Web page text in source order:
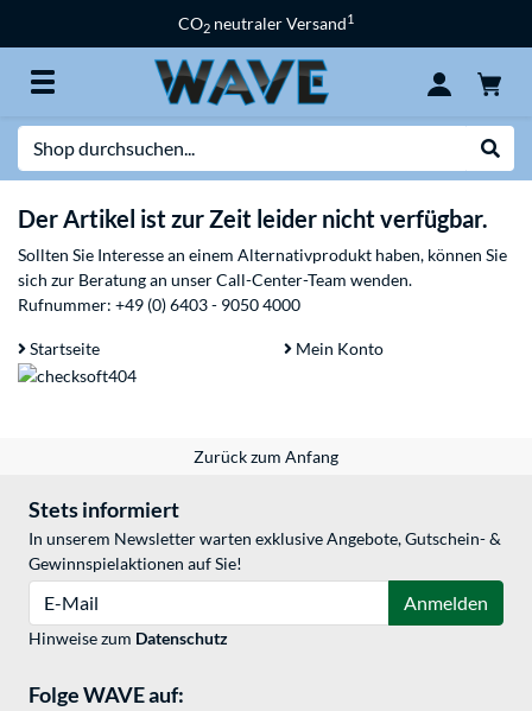
CO2 neutraler Versand1
Der Artikel ist zur Zeit leider nicht verfügbar.
Sollten Sie Interesse an einem Alternativprodukt haben, können Sie
sich zur Beratung an unser Call-Center-Team wenden.
Rufnummer: +49 (0) 6403 - 9050 4000
Startseite Mein Konto
Zurück zum Anfang
Stets informiert
In unserem Newsletter warten exklusive Angebote, Gutschein- &
Gewinnspielaktionen auf Sie!
Anmelden
Hinweise zum Datenschutz
Folge WAVE auf: